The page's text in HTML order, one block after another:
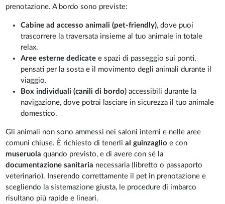
prenotazione. A bordo sono previste:
Cabine ad accesso animali (pet-friendly), dove puoi
trascorrere la traversata insieme al tuo animale in totale
relax.
Aree esterne dedicate e spazi di passeggio sui ponti,
pensati per la sosta e il movimento degli animali durante il
viaggio.
Box individuali (canili di bordo) accessibili durante la
navigazione, dove potrai lasciare in sicurezza il tuo animale
domestico.
Gli animali non sono ammessi nei saloni interni e nelle aree
comuni chiuse. È richiesto di tenerlial guinzaglio e con
museruola quando previsto, e di avere con sé la
documentazione sanitaria necessaria (libretto o passaporto
veterinario). Inserendo correttamente il pet in prenotazione e
scegliendo la sistemazione giusta, le procedure di imbarco
risultano più rapide e lineari.